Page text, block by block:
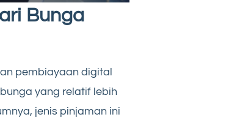
Bunga
pembiayaan digital
yang relatif lebih
jenis pinjaman ini